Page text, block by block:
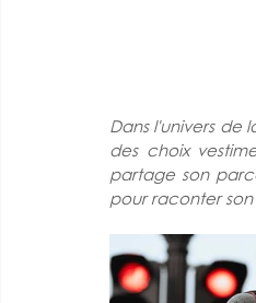
Dans l'univers de
des choix
partage son
pour raconter son